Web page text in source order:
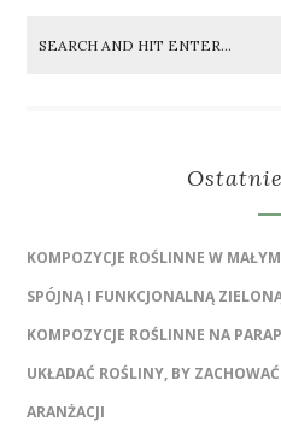
KOMPOZYCJE ROŚLINNE W
SPÓJNĄ I FUNKCJONALNĄ
KOMPOZYCJE ROŚLINNE NA
UKŁADAĆ ROŚLINY, BY
ARANŻACJI